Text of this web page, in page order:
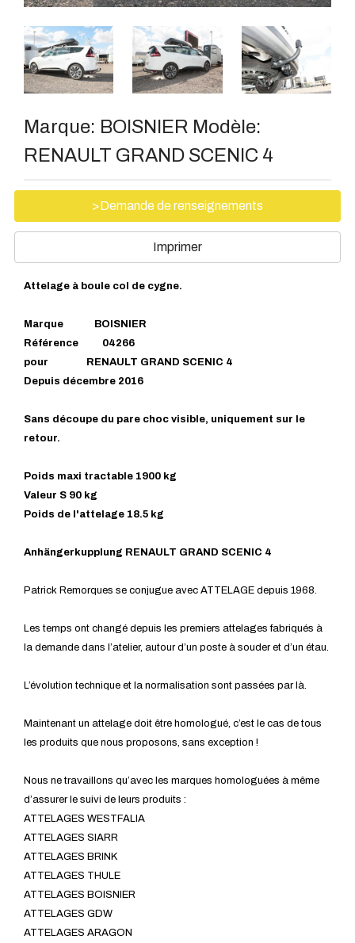
Marque: BOISNIER Modèle:
RENAULT GRAND SCENIC 4
>Demande de renseignements
Imprimer
Attelage à boule col de cygne.
Marque BOISNIER
Référence 04266
pour RENAULT GRAND SCENIC 4
Depuis décembre 2016
Sans découpe du pare choc visible, uniquement sur le
retour.
Poids maxi tractable 1900 kg
Valeur S 90 kg
Poids de l'attelage 18.5 kg
Anhängerkupplung RENAULT GRAND SCENIC 4
Patrick Remorques se conjugue avec ATTELAGE depuis 1968.
Les temps ont changé depuis les premiers attelages fabriqués à
la demande dans l’atelier, autour d’un poste à souder et d’un étau.
L’évolution technique et la normalisation sont passées par là.
Maintenant un attelage doit être homologué, c’est le cas de tous
les produits que nous proposons, sans exception !
Nous ne travaillons qu’avec les marques homologuées à même
d’assurer le suivi de leurs produits :
ATTELAGES WESTFALIA
ATTELAGES SIARR
ATTELAGES BRINK
ATTELAGES THULE
ATTELAGES BOISNIER
ATTELAGES GDW
ATTELAGES ARAGON